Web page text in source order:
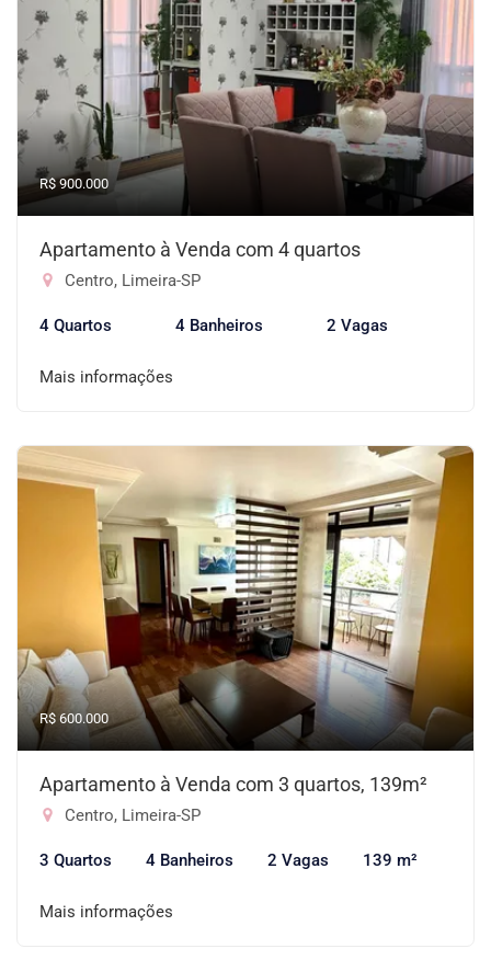
R$ 900.000
Apartamento à Venda com 4 quartos
Centro, Limeira-SP
4 Quartos 4 Banheiros 2 Vagas
Mais informações
R$ 600.000
Apartamento à Venda com 3 quartos, 139m²
Centro, Limeira-SP
3 Quartos 4 Banheiros 2 Vagas 139 m²
Mais informações